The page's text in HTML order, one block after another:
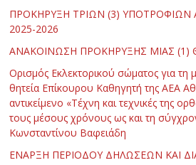
ΠΡΟΚΗΡΥΞΗ ΤΡΙΩΝ (3) ΥΠΟΤΡΟΦΙΩΝ
2025-2026
ΑΝΑΚΟΙΝΩΣΗ ΠΡΟΚΗΡΥΞΗΣ ΜΙΑΣ (1)
Ορισμός Εκλεκτορικού σώματος για τη
θητεία Επίκουρου Καθηγητή της ΑΕΑ
αντικείμενο «Τέχνη και τεχνικές της
τους μέσους χρόνους ως και τη
Κωνσταντίνου Βαφειάδη
ΕΝΑΡΞΗ ΠΕΡΙΟΔΟΥ ΔΗΛΩΣΕΩΝ ΚΑΙ